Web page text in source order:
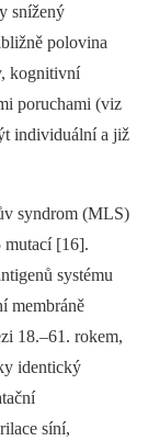
snížený
polovina
kognitivní
poruchami (viz
individuální a již
syndrom (MLS)
mutací [16].
systému
membráně
18.–61. rokem,
identický
síní,